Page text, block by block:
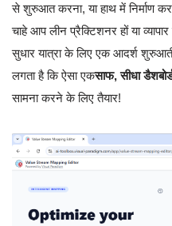
से शुरुआत करना, या हाथ में निर्माण
चाहे आप लीन प्रैक्टिशनर हों या
सुधार यात्रा के लिए एक आदर्श
लगता है कि ऐसा एकसाफ, सीधा
सामना करने के लिए तैयार!